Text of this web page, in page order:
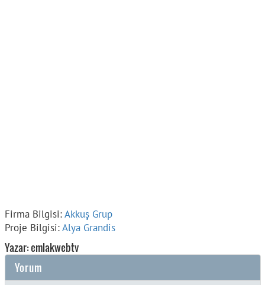
Firma Bilgisi:Akkuş Grup
Proje Bilgisi:Alya Grandis
Yazar: emlakwebtv
Yorum